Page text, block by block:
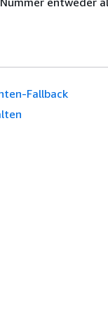
Fallback